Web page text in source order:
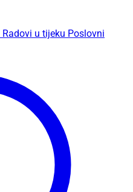
Radovi u tijeku Poslovni